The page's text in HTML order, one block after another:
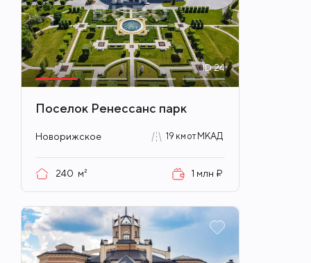
ID24
Поселок Ренессанс парк
Новорижское 19 км от МКАД
240 м² 1 млн ₽